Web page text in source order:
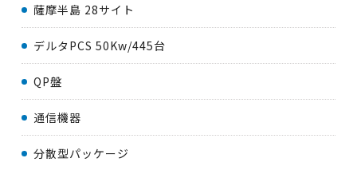
薩摩半島 28サイト
デルタPCS 50Kw/445台
QP盤
通信機器
分散型パッケージ